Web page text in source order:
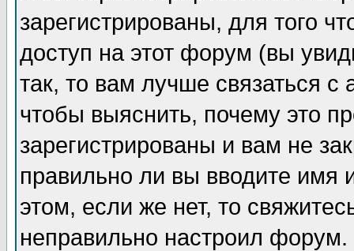
зарегистрированы, для того
доступ на этот форум (вы
так, то вам лучше связаться
чтобы выяснить, почему это
зарегистрированы и вам не
правильно ли вы вводите
этом, если же нет, то
неправильно настроил форум.